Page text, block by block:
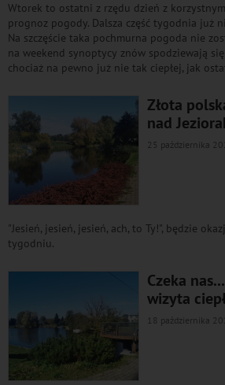
Wtorek to ostatni z rzędu dzień z
prognoz pogody. Dalsza część tygodnia już
Na szczęście taka pochmurna pogoda nie
na weekend synoptycy znów spodziewają się
chociaż na pewno już nie tak ciepłej, jak
Złota
nad
25 października
"Jesień, jesień, jesień, ach, to Ty!", będzie
tygodniu.
Czeka
wizyta
18 października